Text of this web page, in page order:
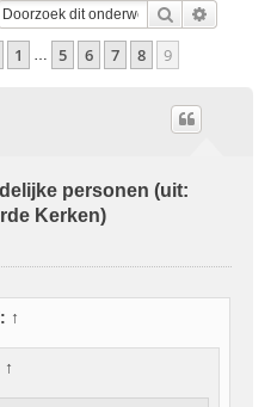
Zoek
Van9
Vorige
1 5 6 7 8 9
personen (uit:
Kerken)
↑
↑